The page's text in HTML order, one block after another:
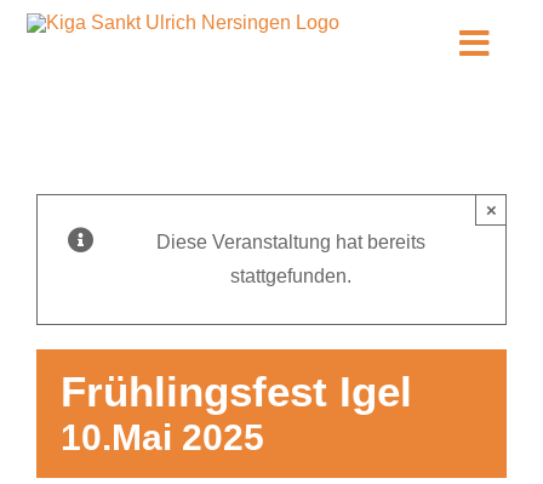
Zum
Unsere KiTa
Kontakt
Anmeldung
Stellenangebote
Diese Veranstaltung hat bereits
stattgefunden.
×
Frühlingsfest Igel
10.Mai 2025